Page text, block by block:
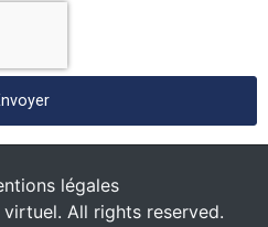
légales
All rights reserved.